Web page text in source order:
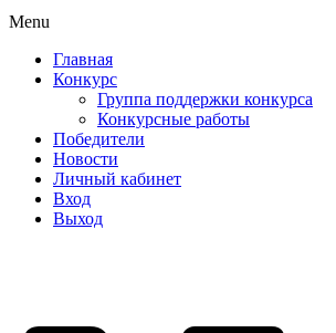
Menu
Главная
Конкурс
Группа поддержки конкурса
Конкурсные работы
Победители
Новости
Личный кабинет
Вход
Выход